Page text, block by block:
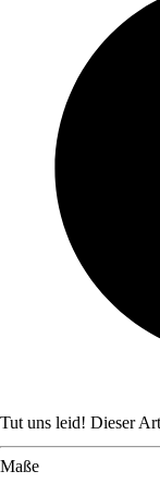
Tut uns leid! Dieser
Maße